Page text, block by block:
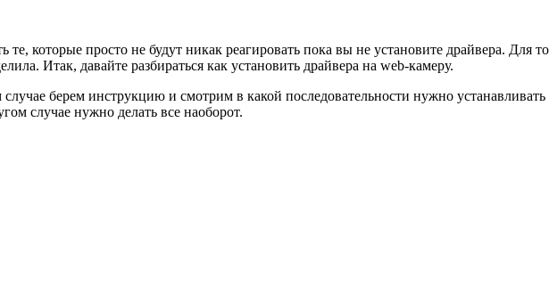
те, которые просто не будут никак реагировать пока вы не установите драйвера. Для
Итак, давайте разбираться как установить драйвера на web-камеру.
берем инструкцию и смотрим в какой последовательности нужно
случае нужно делать все наоборот.